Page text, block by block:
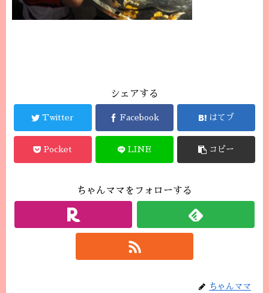
シェアする
Twitter Facebook はてブ
Pocket LINE コピー
ちゃんママをフォローする
ちゃんママ